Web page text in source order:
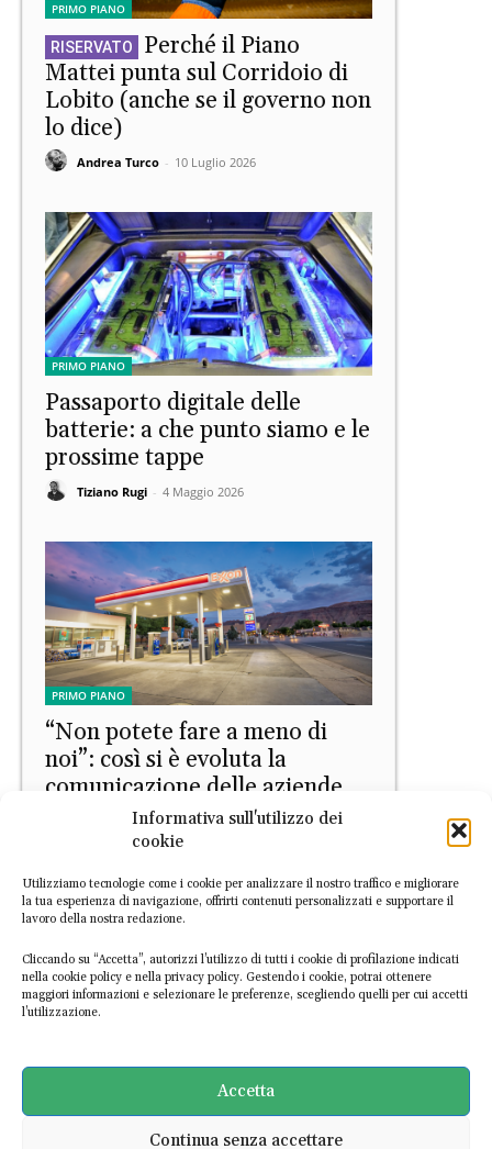
Informativa sull'utilizzo dei
cookie
Utilizziamo tecnologie come i cookie per analizzare il nostro traffico e migliorare
la tua esperienza di navigazione, offrirti contenuti personalizzati e supportare il
lavoro della nostra redazione.
Cliccando su “Accetta”, autorizzi l’utilizzo di tutti i cookie di profilazione indicati
nella cookie policy e nella privacy policy. Gestendo i cookie, potrai ottenere
maggiori informazioni e selezionare le preferenze, scegliendo quelli per cui accetti
l’utilizzazione.
Accetta
Continua senza accettare
PRIMO PIANO
Perché il Piano
Mattei punta sul Corridoio di
Lobito (anche se il governo non
lo dice)
Andrea Turco - 10 Luglio 2026
PRIMO PIANO
Passaporto digitale delle
batterie: a che punto siamo e le
prossime tappe
Tiziano Rugi - 4 Maggio 2026
PRIMO PIANO
“Non potete fare a meno di
noi”: così si è evoluta la
comunicazione delle aziende
Andrea Turco - 2 Aprile 2026
Attorno alle emissioni di gas si
combatte una guerra a parte